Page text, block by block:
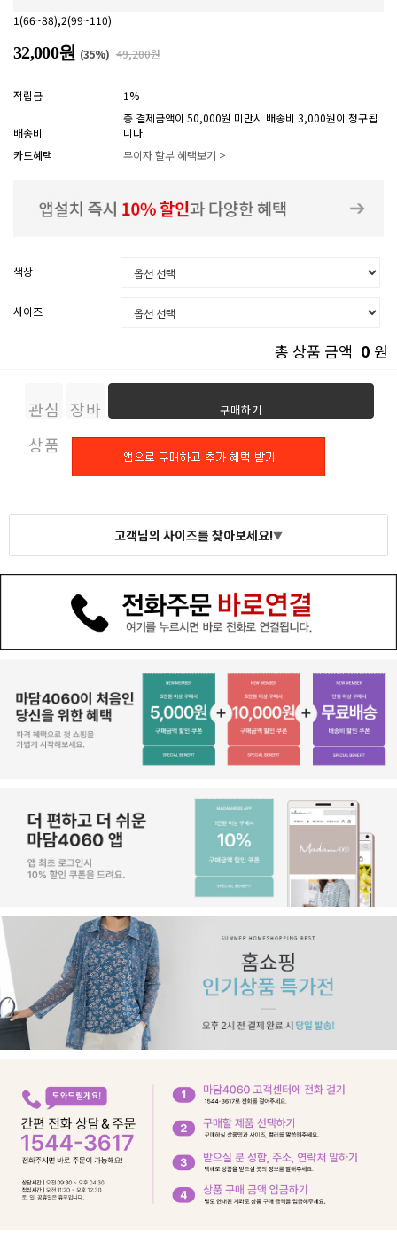
1(66~88),2(99~110)
32,000원 (35%) 49,200원
적립금 1%
배송비
총 결제금액이 50,000원 미만시 배송비 3,000원이 청구됩
니다.
카드혜택
무이자 할부 혜택보기 >
색상
사이즈
총 상품 금액 0 원
관심
상품
장바
구니
구매하기
고객님의 사이즈를 찾아보세요!▼